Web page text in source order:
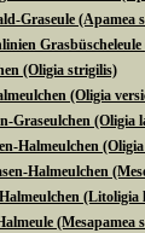
Graseule (Apamea
(Oligia strigilis)
(Oligia
Graseulchen (Oligia
Halmeulchen
Halmeulchen
(Litoligia
(Mesapamea